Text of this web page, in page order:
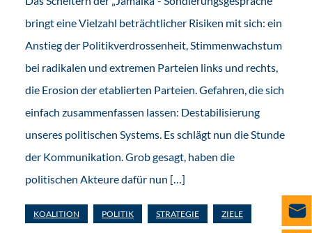
bringt eine Vielzahl beträchtlicher Risiken mit sich: ein
Anstieg der Politikverdrossenheit, Stimmenwachstum
bei radikalen und extremen Parteien links und rechts,
die Erosion der etablierten Parteien. Gefahren, die sich
einfach zusammenfassen lassen: Destabilisierung
unseres politischen Systems. Es schlägt nun die Stunde
der Kommunikation. Grob gesagt, haben die
politischen Akteure dafür nun […]
KOALITION POLITIK STRATEGIE ZIELE